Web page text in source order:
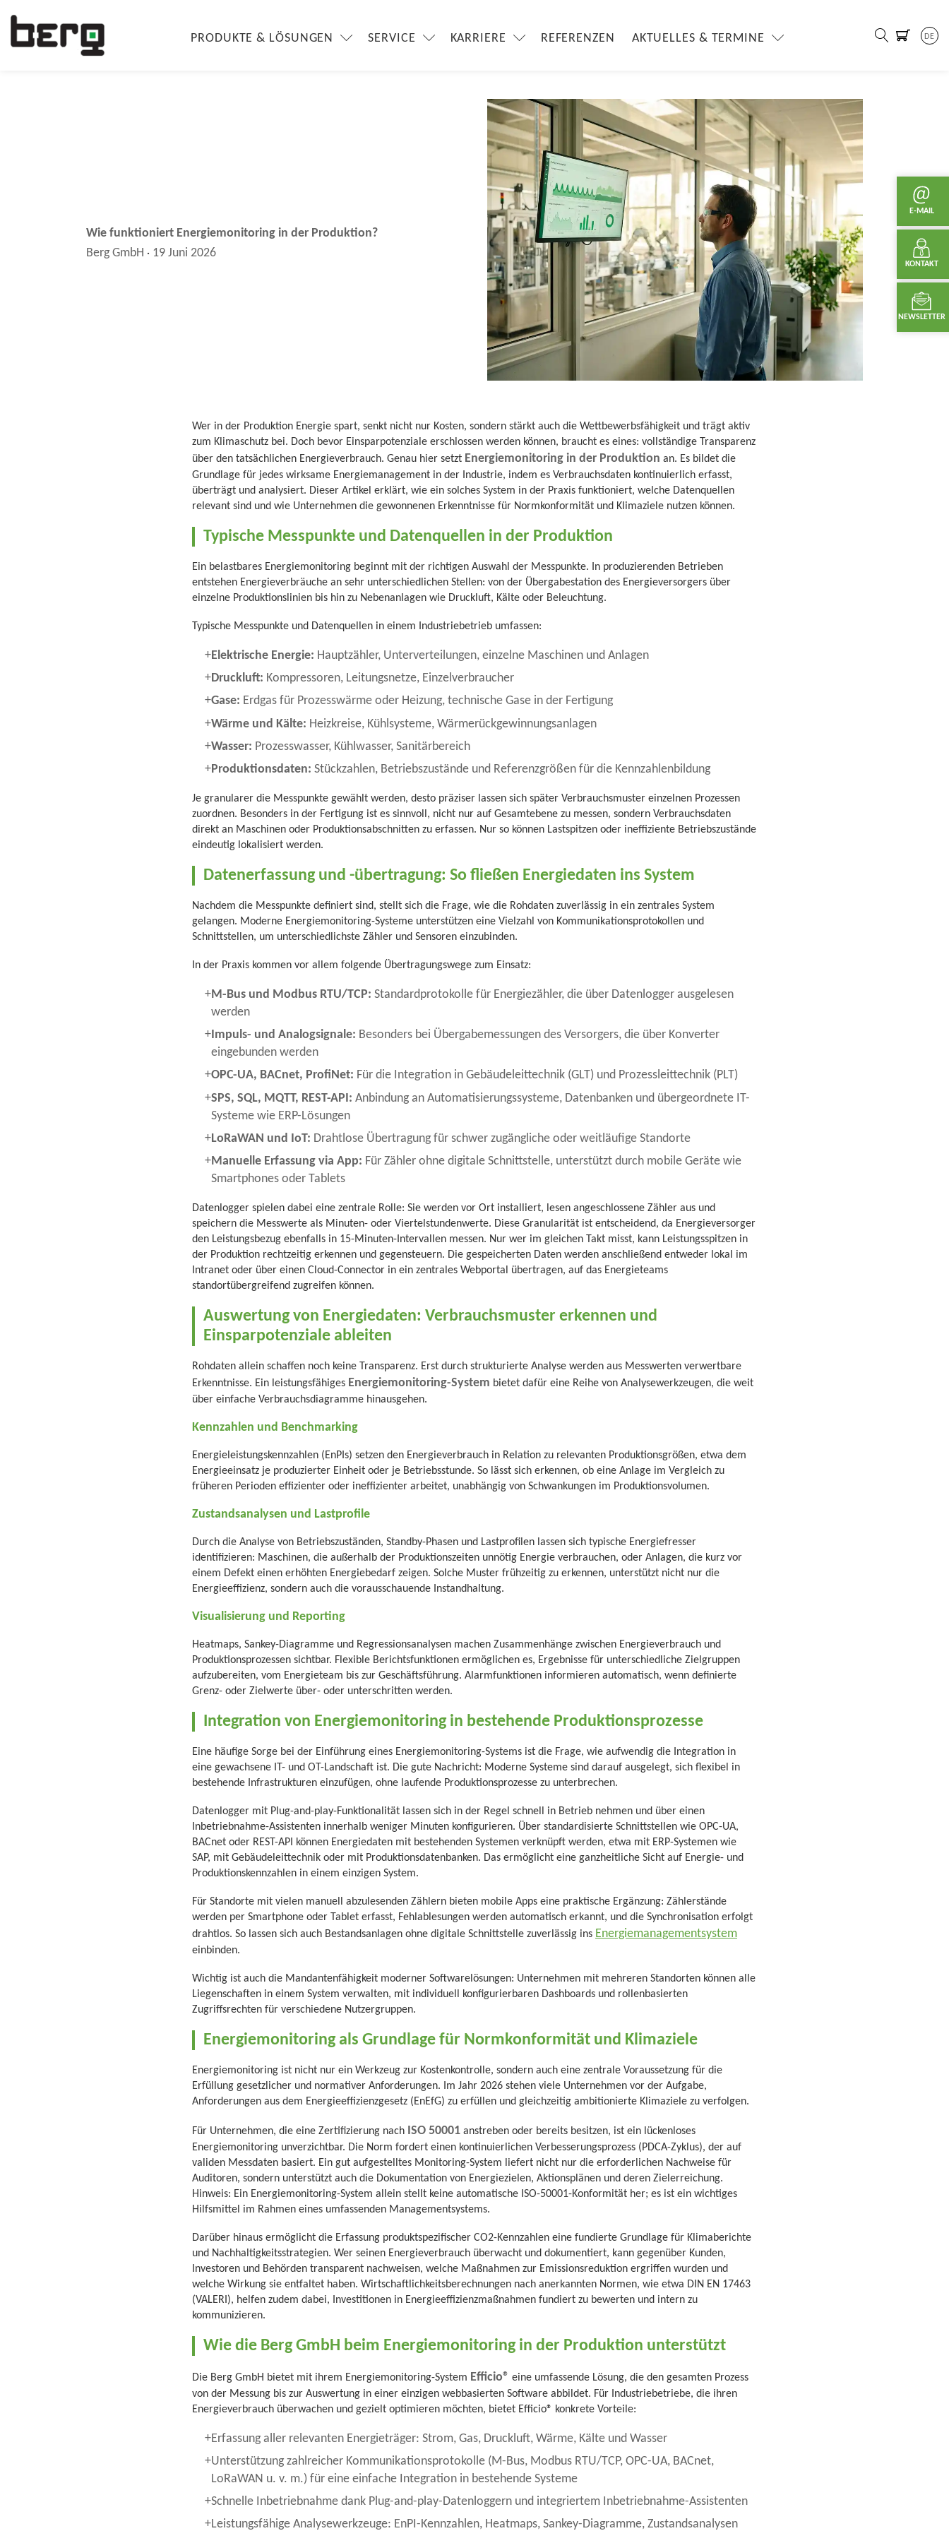
PRODUKTE & LÖSUNGEN SERVICE KARRIERE REFERENZEN AKTUELLES & TERMINE DE
Wie funktioniert Energiemonitoring in der Produktion?
Berg GmbH · 19 Juni 2026
Wer in der Produktion Energie spart, senkt nicht nur Kosten, sondern stärkt auch die Wettbewerbsfähigkeit und trägt aktiv
zum Klimaschutz bei. Doch bevor Einsparpotenziale erschlossen werden können, braucht es eines: vollständige Transparenz
über den tatsächlichen Energieverbrauch. Genau hier setzt Energiemonitoring in der Produktion an. Es bildet die
Grundlage für jedes wirksame Energiemanagement in der Industrie, indem es Verbrauchsdaten kontinuierlich erfasst,
überträgt und analysiert. Dieser Artikel erklärt, wie ein solches System in der Praxis funktioniert, welche Datenquellen
relevant sind und wie Unternehmen die gewonnenen Erkenntnisse für Normkonformität und Klimaziele nutzen können.
Typische Messpunkte und Datenquellen in der Produktion
Ein belastbares Energiemonitoring beginnt mit der richtigen Auswahl der Messpunkte. In produzierenden Betrieben
entstehen Energieverbräuche an sehr unterschiedlichen Stellen: von der Übergabestation des Energieversorgers über
einzelne Produktionslinien bis hin zu Nebenanlagen wie Druckluft, Kälte oder Beleuchtung.
Typische Messpunkte und Datenquellen in einem Industriebetrieb umfassen:
Elektrische Energie: Hauptzähler, Unterverteilungen, einzelne Maschinen und Anlagen
Druckluft: Kompressoren, Leitungsnetze, Einzelverbraucher
Gase: Erdgas für Prozesswärme oder Heizung, technische Gase in der Fertigung
Wärme und Kälte: Heizkreise, Kühlsysteme, Wärmerückgewinnungsanlagen
Wasser: Prozesswasser, Kühlwasser, Sanitärbereich
Produktionsdaten: Stückzahlen, Betriebszustände und Referenzgrößen für die Kennzahlenbildung
Je granularer die Messpunkte gewählt werden, desto präziser lassen sich später Verbrauchsmuster einzelnen Prozessen
zuordnen. Besonders in der Fertigung ist es sinnvoll, nicht nur auf Gesamtebene zu messen, sondern Verbrauchsdaten
direkt an Maschinen oder Produktionsabschnitten zu erfassen. Nur so können Lastspitzen oder ineffiziente Betriebszustände
eindeutig lokalisiert werden.
Datenerfassung und -übertragung: So fließen Energiedaten ins System
Nachdem die Messpunkte definiert sind, stellt sich die Frage, wie die Rohdaten zuverlässig in ein zentrales System
gelangen. Moderne Energiemonitoring-Systeme unterstützen eine Vielzahl von Kommunikationsprotokollen und
Schnittstellen, um unterschiedlichste Zähler und Sensoren einzubinden.
In der Praxis kommen vor allem folgende Übertragungswege zum Einsatz:
M-Bus und Modbus RTU/TCP: Standardprotokolle für Energiezähler, die über Datenlogger ausgelesen
werden
Impuls- und Analogsignale: Besonders bei Übergabemessungen des Versorgers, die über Konverter
eingebunden werden
OPC-UA, BACnet, ProfiNet: Für die Integration in Gebäudeleittechnik (GLT) und Prozessleittechnik (PLT)
SPS, SQL, MQTT, REST-API: Anbindung an Automatisierungssysteme, Datenbanken und übergeordnete IT-
Systeme wie ERP-Lösungen
LoRaWAN und IoT: Drahtlose Übertragung für schwer zugängliche oder weitläufige Standorte
Manuelle Erfassung via App: Für Zähler ohne digitale Schnittstelle, unterstützt durch mobile Geräte wie
Smartphones oder Tablets
Datenlogger spielen dabei eine zentrale Rolle: Sie werden vor Ort installiert, lesen angeschlossene Zähler aus und
speichern die Messwerte als Minuten- oder Viertelstundenwerte. Diese Granularität ist entscheidend, da Energieversorger
den Leistungsbezug ebenfalls in 15-Minuten-Intervallen messen. Nur wer im gleichen Takt misst, kann Leistungsspitzen in
der Produktion rechtzeitig erkennen und gegensteuern. Die gespeicherten Daten werden anschließend entweder lokal im
Intranet oder über einen Cloud-Connector in ein zentrales Webportal übertragen, auf das Energieteams
standortübergreifend zugreifen können.
Auswertung von Energiedaten: Verbrauchsmuster erkennen und
Einsparpotenziale ableiten
Rohdaten allein schaffen noch keine Transparenz. Erst durch strukturierte Analyse werden aus Messwerten verwertbare
Erkenntnisse. Ein leistungsfähiges Energiemonitoring-System bietet dafür eine Reihe von Analysewerkzeugen, die weit
über einfache Verbrauchsdiagramme hinausgehen.
Kennzahlen und Benchmarking
Energieleistungskennzahlen (EnPIs) setzen den Energieverbrauch in Relation zu relevanten Produktionsgrößen, etwa dem
Energieeinsatz je produzierter Einheit oder je Betriebsstunde. So lässt sich erkennen, ob eine Anlage im Vergleich zu
früheren Perioden effizienter oder ineffizienter arbeitet, unabhängig von Schwankungen im Produktionsvolumen.
Zustandsanalysen und Lastprofile
Durch die Analyse von Betriebszuständen, Standby-Phasen und Lastprofilen lassen sich typische Energiefresser
identifizieren: Maschinen, die außerhalb der Produktionszeiten unnötig Energie verbrauchen, oder Anlagen, die kurz vor
einem Defekt einen erhöhten Energiebedarf zeigen. Solche Muster frühzeitig zu erkennen, unterstützt nicht nur die
Energieeffizienz, sondern auch die vorausschauende Instandhaltung.
Visualisierung und Reporting
Heatmaps, Sankey-Diagramme und Regressionsanalysen machen Zusammenhänge zwischen Energieverbrauch und
Produktionsprozessen sichtbar. Flexible Berichtsfunktionen ermöglichen es, Ergebnisse für unterschiedliche Zielgruppen
aufzubereiten, vom Energieteam bis zur Geschäftsführung. Alarmfunktionen informieren automatisch, wenn definierte
Grenz- oder Zielwerte über- oder unterschritten werden.
Integration von Energiemonitoring in bestehende Produktionsprozesse
Eine häufige Sorge bei der Einführung eines Energiemonitoring-Systems ist die Frage, wie aufwendig die Integration in
eine gewachsene IT- und OT-Landschaft ist. Die gute Nachricht: Moderne Systeme sind darauf ausgelegt, sich flexibel in
bestehende Infrastrukturen einzufügen, ohne laufende Produktionsprozesse zu unterbrechen.
Datenlogger mit Plug-and-play-Funktionalität lassen sich in der Regel schnell in Betrieb nehmen und über einen
Inbetriebnahme-Assistenten innerhalb weniger Minuten konfigurieren. Über standardisierte Schnittstellen wie OPC-UA,
BACnet oder REST-API können Energiedaten mit bestehenden Systemen verknüpft werden, etwa mit ERP-Systemen wie
SAP, mit Gebäudeleittechnik oder mit Produktionsdatenbanken. Das ermöglicht eine ganzheitliche Sicht auf Energie- und
Produktionskennzahlen in einem einzigen System.
Für Standorte mit vielen manuell abzulesenden Zählern bieten mobile Apps eine praktische Ergänzung: Zählerstände
werden per Smartphone oder Tablet erfasst, Fehlablesungen werden automatisch erkannt, und die Synchronisation erfolgt
drahtlos. So lassen sich auch Bestandsanlagen ohne digitale Schnittstelle zuverlässig ins Energiemanagementsystem
einbinden.
Wichtig ist auch die Mandantenfähigkeit moderner Softwarelösungen: Unternehmen mit mehreren Standorten können alle
Liegenschaften in einem System verwalten, mit individuell konfigurierbaren Dashboards und rollenbasierten
Zugriffsrechten für verschiedene Nutzergruppen.
Energiemonitoring als Grundlage für Normkonformität und Klimaziele
Energiemonitoring ist nicht nur ein Werkzeug zur Kostenkontrolle, sondern auch eine zentrale Voraussetzung für die
Erfüllung gesetzlicher und normativer Anforderungen. Im Jahr 2026 stehen viele Unternehmen vor der Aufgabe,
Anforderungen aus dem Energieeffizienzgesetz (EnEfG) zu erfüllen und gleichzeitig ambitionierte Klimaziele zu verfolgen.
Für Unternehmen, die eine Zertifizierung nach ISO 50001 anstreben oder bereits besitzen, ist ein lückenloses
Energiemonitoring unverzichtbar. Die Norm fordert einen kontinuierlichen Verbesserungsprozess (PDCA-Zyklus), der auf
validen Messdaten basiert. Ein gut aufgestelltes Monitoring-System liefert nicht nur die erforderlichen Nachweise für
Auditoren, sondern unterstützt auch die Dokumentation von Energiezielen, Aktionsplänen und deren Zielerreichung.
Hinweis: Ein Energiemonitoring-System allein stellt keine automatische ISO-50001-Konformität her; es ist ein wichtiges
Hilfsmittel im Rahmen eines umfassenden Managementsystems.
Darüber hinaus ermöglicht die Erfassung produktspezifischer CO2-Kennzahlen eine fundierte Grundlage für Klimaberichte
und Nachhaltigkeitsstrategien. Wer seinen Energieverbrauch überwacht und dokumentiert, kann gegenüber Kunden,
Investoren und Behörden transparent nachweisen, welche Maßnahmen zur Emissionsreduktion ergriffen wurden und
welche Wirkung sie entfaltet haben. Wirtschaftlichkeitsberechnungen nach anerkannten Normen, wie etwa DIN EN 17463
(VALERI), helfen zudem dabei, Investitionen in Energieeffizienzmaßnahmen fundiert zu bewerten und intern zu
kommunizieren.
Wie die Berg GmbH beim Energiemonitoring in der Produktion unterstützt
Die Berg GmbH bietet mit ihrem Energiemonitoring-System Efficio® eine umfassende Lösung, die den gesamten Prozess
von der Messung bis zur Auswertung in einer einzigen webbasierten Software abbildet. Für Industriebetriebe, die ihren
Energieverbrauch überwachen und gezielt optimieren möchten, bietet Efficio® konkrete Vorteile:
Erfassung aller relevanten Energieträger: Strom, Gas, Druckluft, Wärme, Kälte und Wasser
Unterstützung zahlreicher Kommunikationsprotokolle (M-Bus, Modbus RTU/TCP, OPC-UA, BACnet,
LoRaWAN u. v. m.) für eine einfache Integration in bestehende Systeme
Schnelle Inbetriebnahme dank Plug-and-play-Datenloggern und integriertem Inbetriebnahme-Assistenten
Leistungsfähige Analysewerkzeuge: EnPI-Kennzahlen, Heatmaps, Sankey-Diagramme, Zustandsanalysen
E-MAIL
KONTAKT
NEWSLETTER